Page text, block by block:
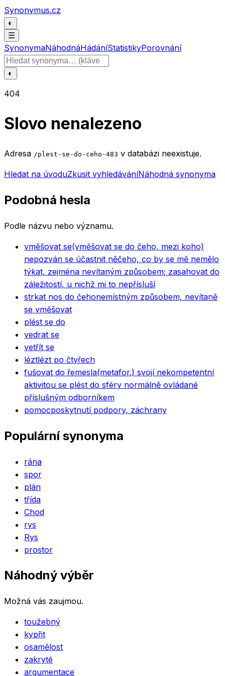
Přeskočit na obsah
Synonymus.cz
◐
☰
SynonymaNáhodnáHádáníStatistikyPorovnání
Hledat slovo
◐
404
Slovo nenalezeno
Adresa /plest-se-do-ceho-483 v databázi neexistuje.
Hledat na úvoduZkusit vyhledáváníNáhodná synonyma
Podobná hesla
Podle názvu nebo významu.
vměšovat se(vměšovat se do čeho, mezi koho)
nepozván se účastnit něčeho, co by se mě nemělo
týkat, zejména nevítaným způsobem; zasahovat do
záležitostí, u nichž mi to nepřísluší
strkat nos do čehonemístným způsobem, nevítaně
se vměšovat
plést se do
vedrat se
vetřít se
léztlézt po čtyřech
fušovat do řemesla(metafor.) svojí nekompetentní
aktivitou se plést do sféry normálně ovládané
příslušným odborníkem
pomocposkytnutí podpory, záchrany
Populární synonyma
rána
spor
plán
třída
Chod
rys
Rys
prostor
Náhodný výběr
Možná vás zaujmou.
toužebný
kypřit
osamělost
zakryté
argumentace